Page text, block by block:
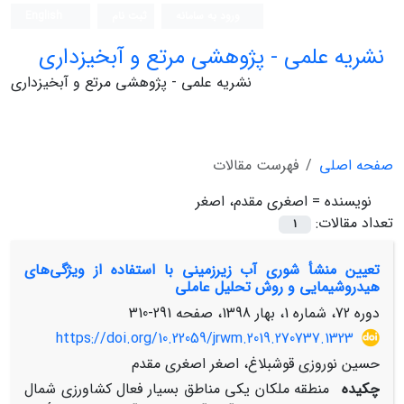
نشریه علمی - پژوهشی مرتع و آبخیزداری
نشریه علمی - پژوهشی مرتع و آبخیزداری
صفحه اصلی
فهرست مقالات
نویسنده = اصغری مقدم، اصغر
تعداد مقالات:
1
تعیین منشأ شوری آب زیرزمینی با استفاده از ویژگی‌های
هیدروشیمایی و روش تحلیل عاملی
دوره 72، شماره 1، بهار 1398، صفحه
291-310
https://doi.org/10.22059/jrwm.2019.270737.1323
حسین نوروزی قوشبلاغ، اصغر اصغری مقدم
چکیده منطقه ملکان یکی مناطق بسیار فعال کشاورزی شمال